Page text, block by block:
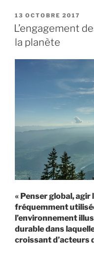
PUBLIÉ
LE
13 OCTOBRE 2017
L’engagement
la planète
« Penser global,
fréquemment
l’environnement
durable dans
croissant d’acteurs